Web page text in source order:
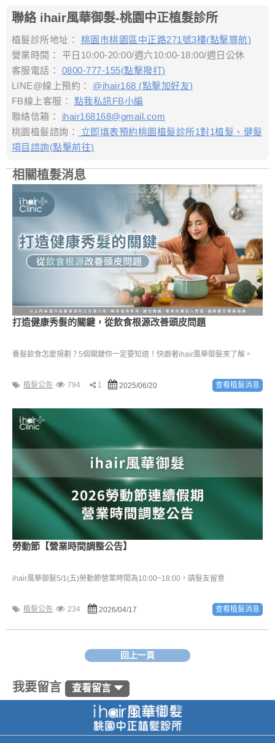
聯絡 ihair風華御髮-桃園中正植髮診所
植髮診所地址： 桃園市桃園區中正路271號3樓(點擊導航)
營業時間： 平日10:00-20:00/週六10:00-18:00/週日公休
客服電話： 0800-777-155(點擊撥打)
LINE@線上預約： @ihair168 (點擊加好友)
FB線上客服： 點我私訊FB小編
聯絡信箱： ihair168168@gmail.com
桃園植髮諮詢：
立即填表預約桃園植髮診所1對1植髮、健髮
項目諮詢(點擊前往)
相關植髮消息
打造健康秀髮的關鍵，從飲食根源改善頭皮問題
養髮飲食怎麼規劃？5個關鍵你一定要知道！快跟著ihair風華御髮來了解。
植髮公告 794 1 2025/06/20 查看植髮消息
勞動節【營業時間調整公告】
ihair風華御髮5/1(五)勞動節營業時間為10:00~18:00，請髮友留意
植髮公告 234 2026/04/17 查看植髮消息
回上一頁
我要留言 查看留言